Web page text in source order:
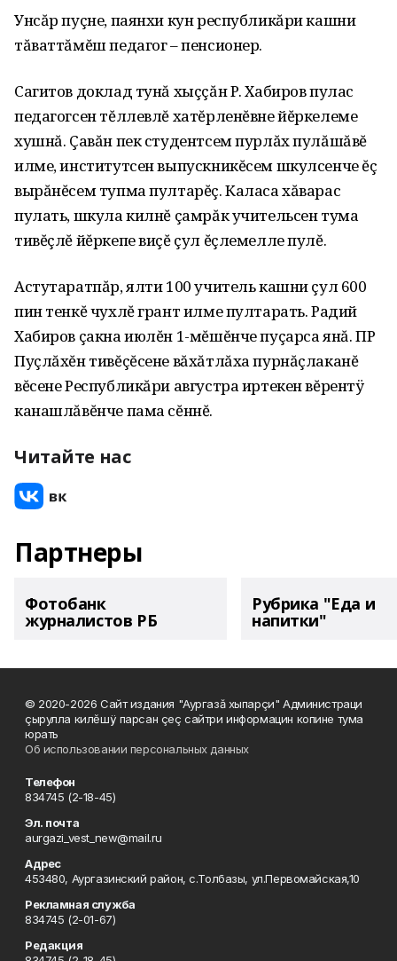
Унсăр пуçне, паянхи кун республикăри кашни
тăваттăмĕш педагог – пенсионер.
Сагитов доклад тунă хыççăн Р. Хабиров пулас
педагогсен тĕллевлĕ хатĕрленĕвне йĕркелеме
хушнă. Çавăн пек студентсем пурлăх пулăшăвĕ
илме, институтсен выпускникĕсем шкулсенче ĕç
вырăнĕсем тупма пултарĕç. Каласа хăварас
пулать, шкула килнĕ çамрăк учительсен тума
тивĕçлĕ йĕркепе виçĕ çул ĕçлемелле пулĕ.
Астутаратпăр, ялти 100 учитель кашни çул 600
пин тенкĕ чухлĕ грант илме пултарать. Радий
Хабиров çакна июлĕн 1-мĕшĕнче пуçарса янă. ПР
Пуçлăхĕн тивĕçĕсене вăхăтлăха пурнăçлаканĕ
вĕсене Республикăри августра иртекен вĕрентÿ
канашлăвĕнче пама сĕннĕ.
Читайте нас
Партнеры
Фотобанк
журналистов РБ
Рубрика "Еда и
напитки"
© 2020-2026 Сайт издания "Аургазă хыпарçи" Администраци
çырулла килĕшÿ парсан çеç сайтри информацин копине тума
юрать
Об использовании персональных данных
Телефон
834745 (2-18-45)
Эл. почта
aurgazi_vest_new@mail.ru
Адрес
453480, Аургазинский район, с.Толбазы, ул.Первомайская,10
Рекламная служба
834745 (2-01-67)
Редакция